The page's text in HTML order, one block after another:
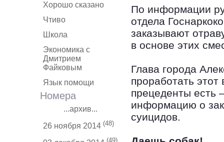
Хорошо сказано
Чтиво
Школа
Экономика с
Дмитрием
Файковым
Язык помощи
Номера
...архив...
26 ноября 2014 (48)
(49)
По информации
отдела
заказывают
в основе этих
Глава города
проработать
прецеденты есть
информацию о
суицидов.